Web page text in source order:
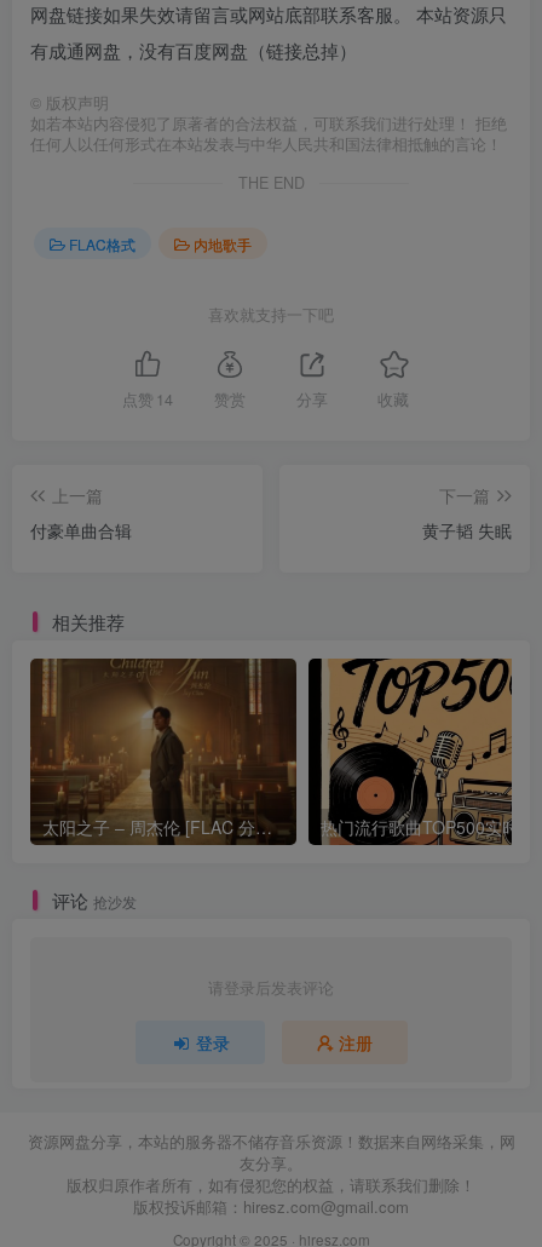
网盘链接如果失效请留言或网站底部联系客服。 本站资源只
有成通网盘，没有百度网盘（链接总掉）
© 版权声明
如若本站内容侵犯了原著者的合法权益，可联系我们进行处理！ 拒绝
任何人以任何形式在本站发表与中华人民共和国法律相抵触的言论！
THE END
FLAC格式 内地歌手
喜欢就支持一下吧
点赞 14 赞赏 分享 收藏
上一篇
付豪单曲合辑
下一篇
黄子韬 失眠
相关推荐
太阳之子 – 周杰伦 [FLAC 分轨 192Khz 24bit]
评论 抢沙发
请登录后发表评论
登录 注册
资源网盘分享，本站的服务器不储存音乐资源！数据来自网络采集，网
友分享。
版权归原作者所有，如有侵犯您的权益，请联系我们删除！
版权投诉邮箱： hiresz.com@gmail.com
Copyright © 2025 · hiresz.com